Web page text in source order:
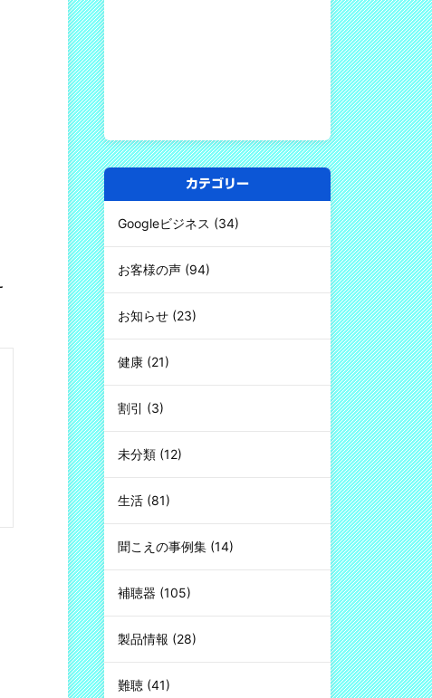
カテゴリー
Googleビジネス (34)
お客様の声 (94)
お知らせ (23)
健康 (21)
割引 (3)
未分類 (12)
生活 (81)
聞こえの事例集 (14)
補聴器 (105)
製品情報 (28)
難聴 (41)